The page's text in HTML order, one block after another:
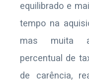
equilibrado e
tempo na
mas muita
percentual de
de carência,